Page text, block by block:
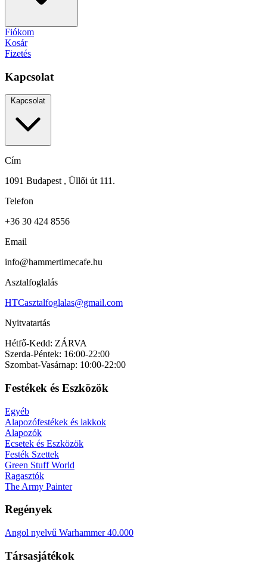
Fiókom
Kosár
Fizetés
Kapcsolat
Kapcsolat
Cím
1091 Budapest , Üllői út 111.
Telefon
+36 30 424 8556
Email
info@hammertimecafe.hu
Asztalfoglalás
HTCasztalfoglalas@gmail.com
Nyitvatartás
Hétfő-Kedd: ZÁRVA
Szerda-Péntek: 16:00-22:00
Szombat-Vasárnap: 10:00-22:00
Festékek és Eszközök
Egyéb
Alapozófestékek és lakkok
Alapozók
Ecsetek és Eszközök
Festék Szettek
Green Stuff World
Ragasztók
The Army Painter
Regények
Angol nyelvű Warhammer 40.000
Társasjátékok